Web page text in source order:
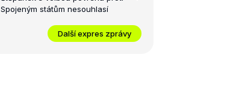
Spojeným státům nesouhlasí
Další expres zprávy